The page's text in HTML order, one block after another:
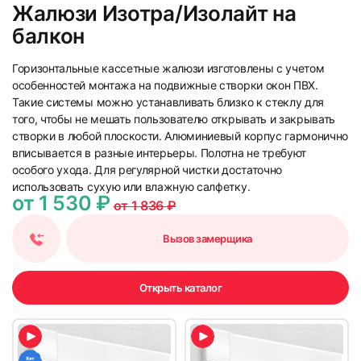
Жалюзи Изотра/Изолайт на
балкон
Горизонтальные кассетные жалюзи изготовлены с учетом
особенностей монтажа на подвижные створки окон ПВХ.
Такие системы можно устанавливать близко к стеклу для
того, чтобы не мешать пользователю открывать и закрывать
створки в любой плоскости. Алюминиевый корпус гармонично
вписывается в разные интерьеры. Полотна не требуют
особого ухода. Для регулярной чистки достаточно
использовать сухую или влажную салфетку.
от 1 530 ₽от 1 836 ₽
Вызов замерщика
Открыть каталог